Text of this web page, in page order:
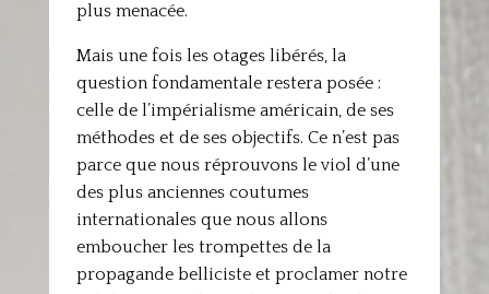
plus menacée.
Mais une fois les otages libérés, la
question fondamentale restera posée :
celle de l’impérialisme américain, de ses
méthodes et de ses objectifs. Ce n’est pas
parce que nous réprouvons le viol d’une
des plus anciennes coutumes
internationales que nous allons
emboucher les trompettes de la
propagande belliciste et proclamer notre